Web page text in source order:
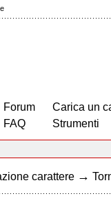
Forum
FAQ
Carica un
Strumenti
carattere →